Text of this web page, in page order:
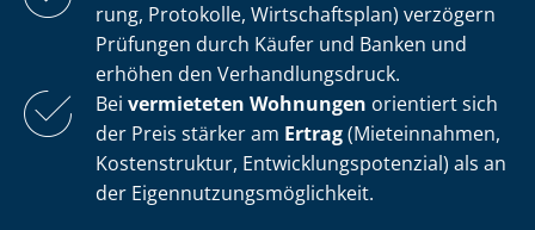
rung, Protokolle, Wirtschaftsplan) verzögern
Prüfungen durch Käufer und Banken und
erhöhen den Ver­hand­lungs­druck.
Bei vermieteten Wohnungen orientiert sich
der Preis stärker am Ertrag(Mieteinnahmen,
Kostenstruktur, Ent­wick­lungs­po­ten­zi­al) als an
der Ei­gen­nut­zungs­mög­lich­keit.